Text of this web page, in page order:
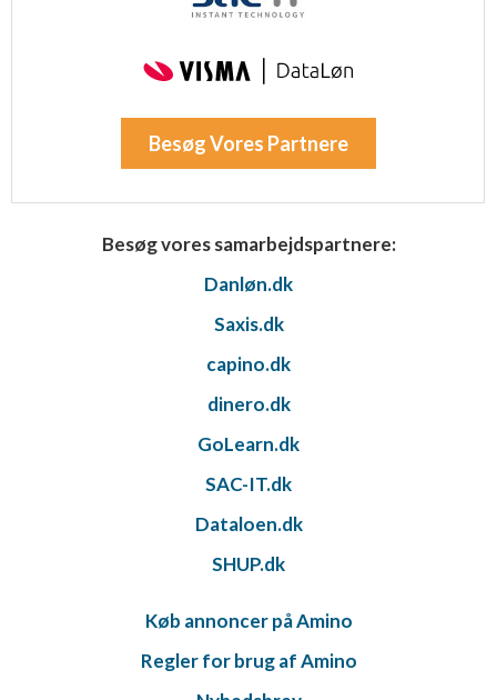
Besøg Vores Partnere
Besøg vores samarbejdspartnere:
Danløn.dk
Saxis.dk
capino.dk
dinero.dk
GoLearn.dk
SAC-IT.dk
Dataloen.dk
SHUP.dk
Køb annoncer på Amino
Regler for brug af Amino